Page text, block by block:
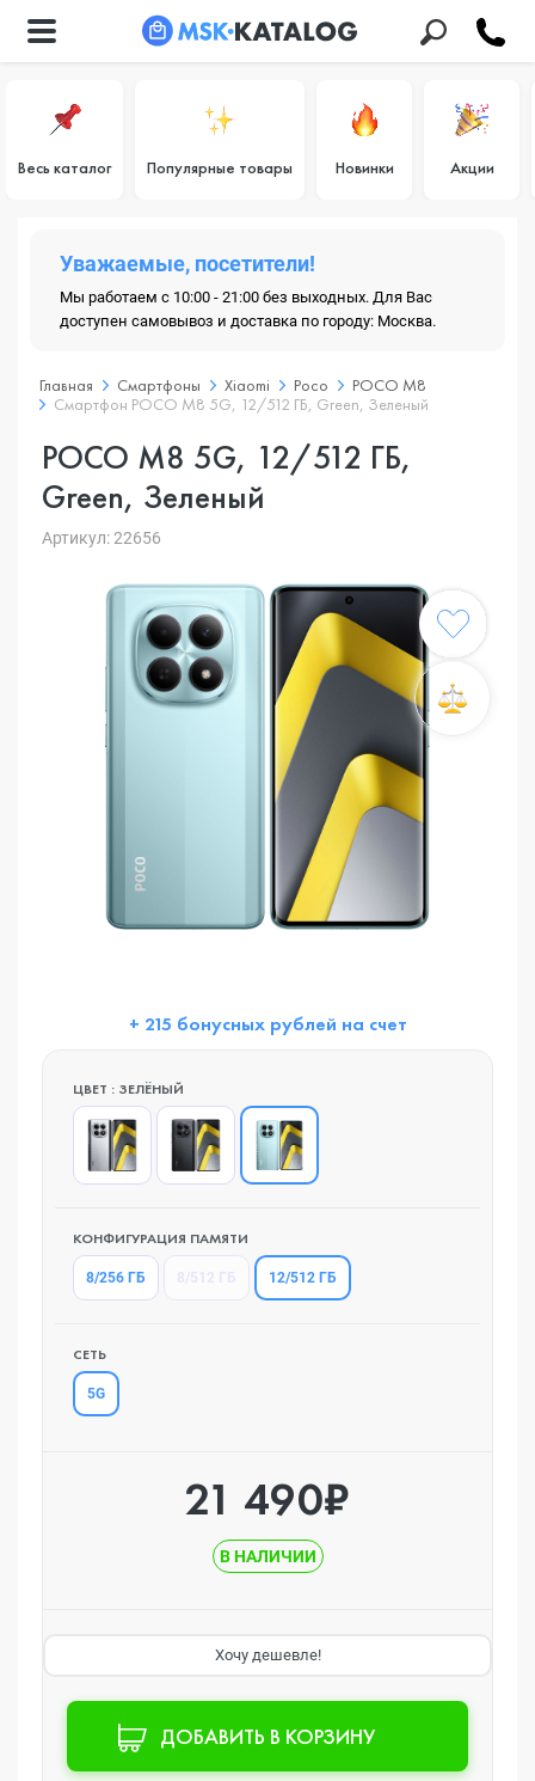
Весь каталог Популярные товары Новинки Акции
Уважаемые, посетители!
Мы работаем с 10:00 - 21:00 без выходных. Для Вас
доступен самовывоз и доставка по городу: Москва.
Главная Смартфоны Xiaomi Poco
POCO M8
Смартфон POCO M8 5G, 12/512 ГБ, Green, Зеленый
POCO M8 5G, 12/512 ГБ,
Green, Зеленый
Артикул: 22656
+ 215 бонусных рублей на счет
ЦВЕТ : ЗЕЛЁНЫЙ
КОНФИГУРАЦИЯ ПАМЯТИ
8/256 ГБ 12/512 ГБ
СЕТЬ
5G
21 490₽
В НАЛИЧИИ
Хочу дешевле!
ДОБАВИТЬ В КОРЗИНУ